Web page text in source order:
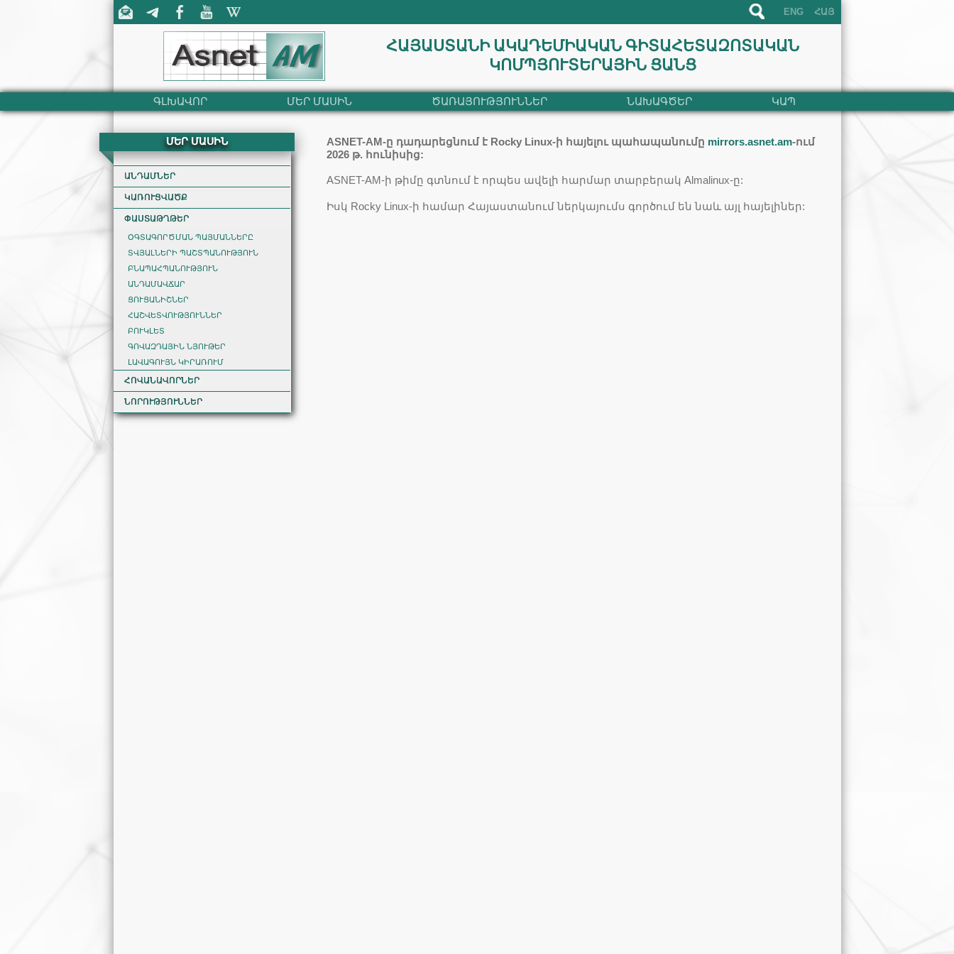
ՀԱՅԱՍՏԱՆԻ ԱԿԱԴԵՄԻԱԿԱՆ ԳԻՏԱՀԵՏԱԶՈՏԱԿԱՆ
ԿՈՄՊՅՈՒՏԵՐԱՅԻՆ ՑԱՆՑ
ՀԱՅ
ENG
ԳԼԽԱՎՈՐ ՄԵՐ ՄԱՍԻՆ ԾԱՌԱՅՈՒԹՅՈՒՆՆԵՐ ՆԱԽԱԳԾԵՐ ԿԱՊ
ՄԵՐ ՄԱՍԻՆ
ԱՆԴԱՄՆԵՐ
ԿԱՌՈՒՑՎԱԾՔ
ՓԱՍՏԱԹՂԹԵՐ
ՕԳՏԱԳՈՐԾՄԱՆ ՊԱՅՄԱՆՆԵՐԸ
ՏՎՅԱԼՆԵՐԻ ՊԱՇՏՊԱՆՈՒԹՅՈՒՆ
ԲՆԱՊԱՀՊԱՆՈՒԹՅՈՒՆ
ԱՆԴԱՄԱՎՃԱՐ
ՑՈՒՑԱՆԻՇՆԵՐ
ՀԱՇՎԵՏՎՈՒԹՅՈՒՆՆԵՐ
ԲՈՒԿԼԵՏ
ԳՈՎԱԶԴԱՅԻՆ ՆՅՈՒԹԵՐ
ԼԱՎԱԳՈՒՅՆ ԿԻՐԱՌՈՒՄ
ՀՈՎԱՆԱՎՈՐՆԵՐ
ՆՈՐՈՒԹՅՈՒՆՆԵՐ
ASNET-AM-ը դադարեցնում է Rocky Linux-ի հայելու պահապանումը mirrors.asnet.am-ում
2026 թ. հունիսից:
ASNET-AM-ի թիմը գտնում է որպես ավելի հարմար տարբերակ Almalinux-ը:
Իսկ Rocky Linux-ի համար Հայաստանում ներկայումս գործում են նաև այլ հայելիներ: